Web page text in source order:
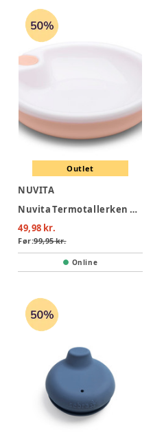
Outlet
NUVITA
Nuvita Termotallerken Med Vandbeholder – Pink
49,98 kr.
Før:99,95 kr.
Online